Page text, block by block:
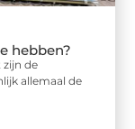
hebben?
zijn de
allemaal de